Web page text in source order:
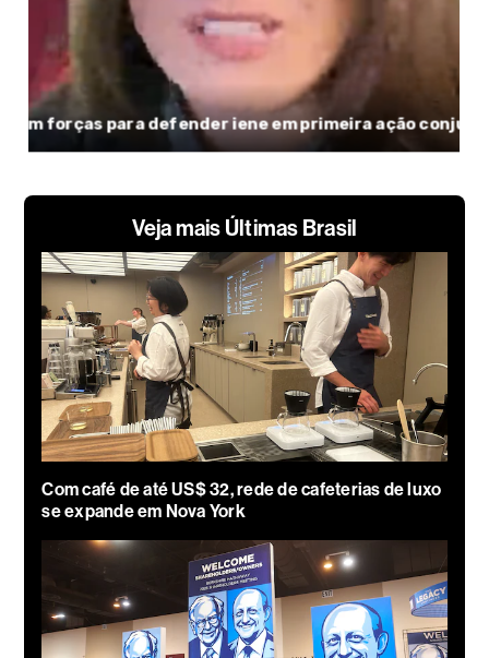
Veja mais Últimas Brasil
Com café de até US$ 32, rede de cafeterias de luxo
se expande em Nova York